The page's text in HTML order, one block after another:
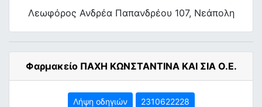
Λεωφόρος Ανδρέα Παπανδρέου 107, Νεάπολη
Φαρμακείο ΠΑΧΗ ΚΩΝΣΤΑΝΤΙΝΑ ΚΑΙ ΣΙΑ Ο.Ε.
Λήψη οδηγιών 2310622228